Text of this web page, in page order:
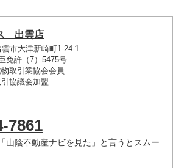
出雲店
市大津新崎町1-24-1
免許（7）5475号
取引業協会会員
協議会加盟
7861
山陰不動産ナビを見た」と言うとスムー